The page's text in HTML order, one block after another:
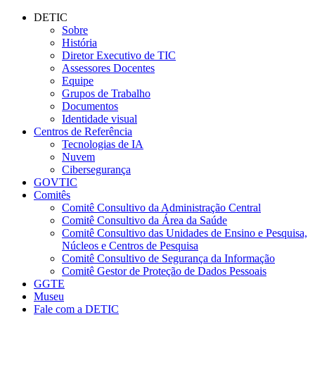
Conteúdo principal
DETIC
Sobre
História
Diretor Executivo de TIC
Assessores Docentes
Equipe
Grupos de Trabalho
Documentos
Identidade visual
Centros de Referência
Tecnologias de IA
Nuvem
Cibersegurança
GOVTIC
Comitês
Comitê Consultivo da Administração Central
Comitê Consultivo da Área da Saúde
Comitê Consultivo das Unidades de Ensino e Pesquisa,
Núcleos e Centros de Pesquisa
Comitê Consultivo de Segurança da Informação
Comitê Gestor de Proteção de Dados Pessoais
GGTE
Museu
Fale com a DETIC